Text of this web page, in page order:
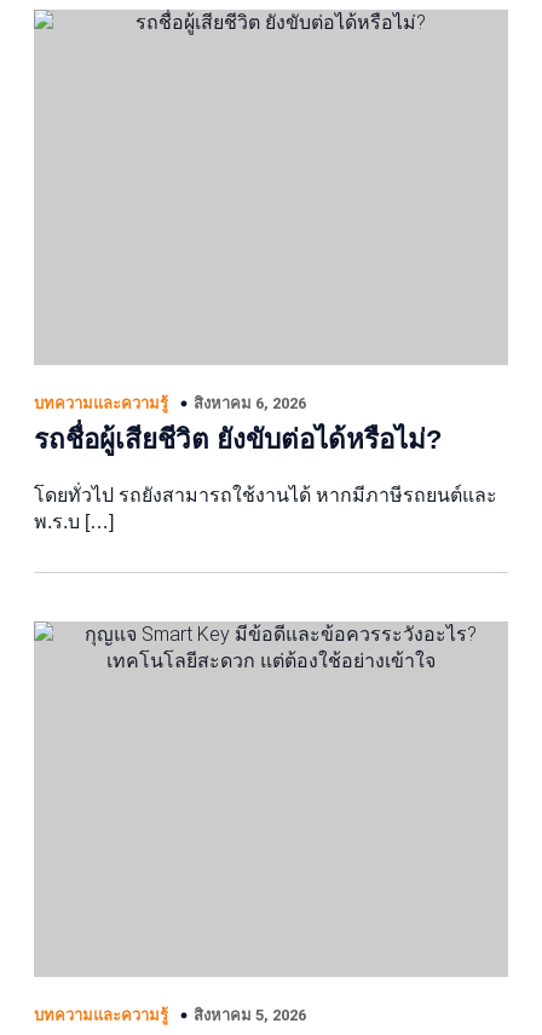
บทความและความรู้ สิงหาคม 6, 2026
รถชื่อผู้เสียชีวิต ยังขับต่อได้หรือไม่?
โดยทั่วไป รถยังสามารถใช้งานได้ หากมีภาษีรถยนต์และ
พ.ร.บ […]
บทความและความรู้ สิงหาคม 5, 2026